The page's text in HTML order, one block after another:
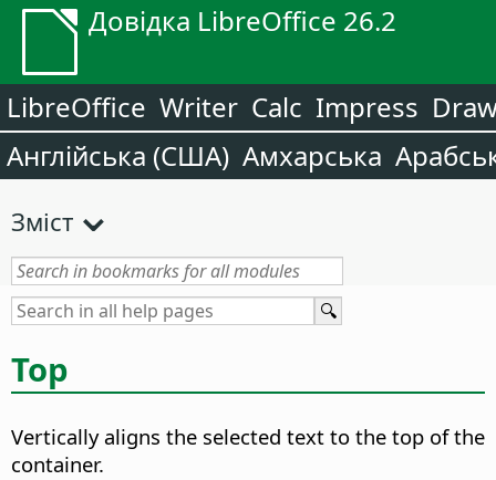
Довідка LibreOffice 26.2
LibreOffice Writer Calc Impress
Англійська (США) Амхарська
Зміст
Top
Vertically aligns the selected text to the top of the
container.